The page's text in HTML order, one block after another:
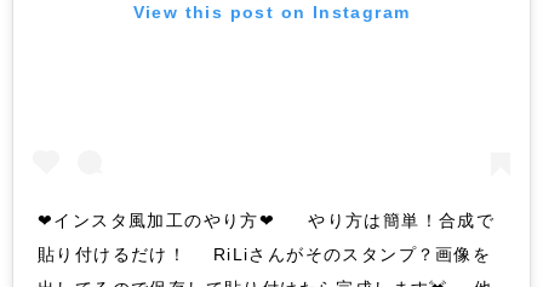
View this post on Instagram
❤︎インスタ風加工のやり方❤︎ やり方は簡単！合成で
貼り付けるだけ！ RiLiさんがそのスタンプ？画像を